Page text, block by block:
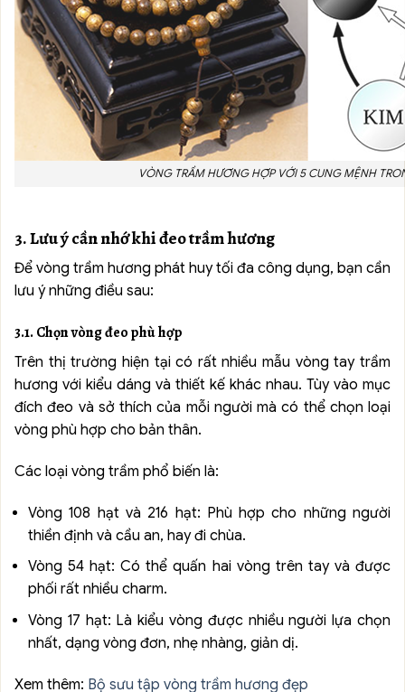
VÒNG TRẦM HƯƠNG HỢP VỚI 5 CUNG MỆNH
3. Lưu ý cần nhớ khi đeo trầm hương
Để vòng trầm hương phát huy tối đa công dụng, bạn cần
lưu ý những điều sau:
3.1. Chọn vòng đeo phù hợp
Trên thị trường hiện tại có rất nhiều mẫu vòng tay trầm
hương với kiểu dáng và thiết kế khác nhau. Tùy vào mục
đích đeo và sở thích của mỗi người mà có thể chọn loại
vòng phù hợp cho bản thân.
Các loại vòng trầm phổ biến là:
Vòng 108 hạt và 216 hạt: Phù hợp cho những người
thiền định và cầu an, hay đi chùa.
Vòng 54 hạt: Có thể quấn hai vòng trên tay và được
phối rất nhiều charm.
Vòng 17 hạt: Là kiểu vòng được nhiều người lựa chọn
nhất, dạng vòng đơn, nhẹ nhàng, giản dị.
Xem thêm: Bộ sưu tập vòng trầm hương đẹp